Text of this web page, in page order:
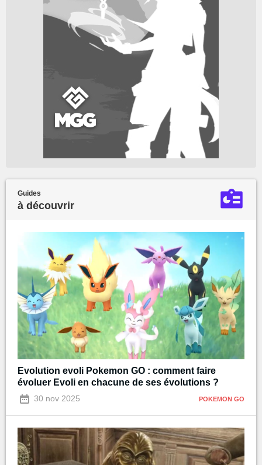
Guides
à découvrir
Evolution evoli Pokemon GO : comment faire
évoluer Evoli en chacune de ses évolutions ?
30 nov 2025 POKEMON GO